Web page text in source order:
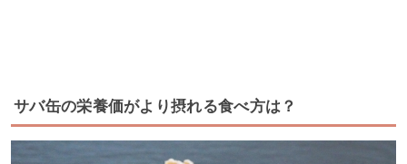
サバ缶の栄養価がより摂れる食べ方は？